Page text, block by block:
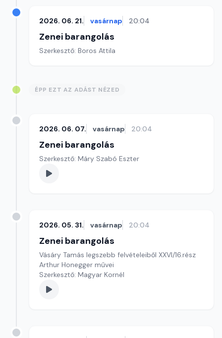
2026. 06. 21. vasárnap 20:04
Zenei barangolás
Szerkesztő: Boros Attila
ÉPP EZT AZ ADÁST NÉZED
2026. 06. 07. vasárnap 20:04
Zenei barangolás
Szerkesztő: Máry Szabó Eszter
2026. 05. 31. vasárnap 20:04
Zenei barangolás
Vásáry Tamás legszebb felvételeiből XXVI/16.rész
Arthur Honegger művei
Szerkesztő: Magyar Kornél